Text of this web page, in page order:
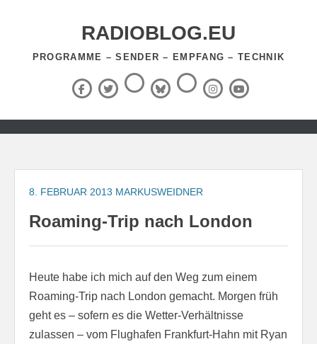
RADIOBLOG.EU
PROGRAMME – SENDER – EMPFANG – TECHNIK
Facebook
X
(Twitter)
ThreadsBlueSky
RSS-
Feed InstagramYouTube
Zum
springen
8. FEBRUAR 2013 MARKUSWEIDNER
Roaming-Trip nach London
Heute habe ich mich auf den Weg zum einem
Roaming-Trip nach London gemacht. Morgen früh
geht es – sofern es die Wetter-Verhältnisse
zulassen – vom Flughafen Frankfurt-Hahn mit Ryan